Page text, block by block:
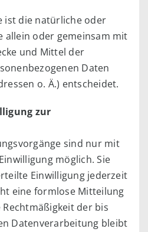
ist die natürliche oder
allein oder gemeinsam mit
und Mittel der
Daten
o. Ä.) entscheidet.
zur
sind nur mit
möglich. Sie
Einwilligung jederzeit
eine formlose Mitteilung
Rechtmäßigkeit der bis
Datenverarbeitung bleibt